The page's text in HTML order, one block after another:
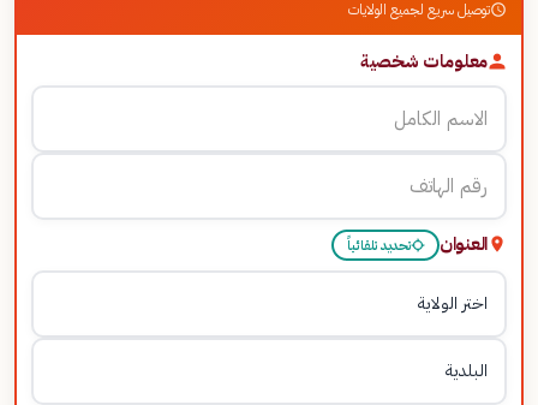
توصيل سريع لجميع الولايات
معلومات شخصية
العنوان تحديد تلقائياً